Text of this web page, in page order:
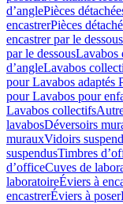
d’anglePièces
encastrerPièces
encastrer par le dessous
par le dessousLavabos
d’angleLavabos
pour Lavabos adaptés
pour Lavabos pour
Lavabos collectifs
lavabosDéversoirs
murauxVidoirs
suspendusTimbres
dʼofficeCuves de
laboratoireÉviers à
encastrerÉviers à poser